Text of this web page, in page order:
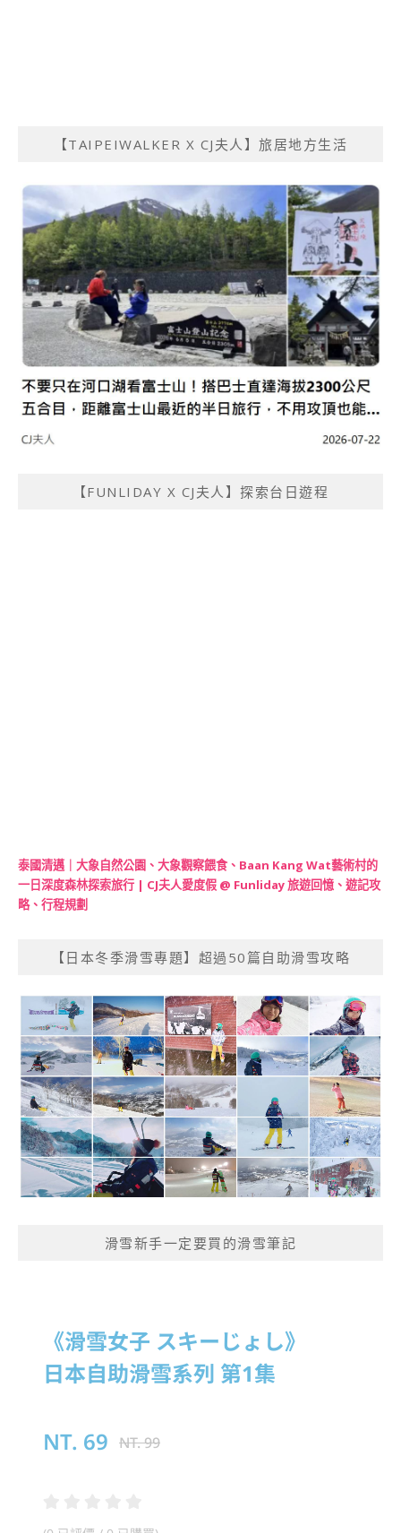
【TAIPEIWALKER X CJ夫人】旅居地方生活
【FUNLIDAY X CJ夫人】探索台日遊程
泰國清邁｜大象自然公園、大象觀察餵食、Baan Kang Wat藝術村的
一日深度森林探索旅行 | CJ夫人愛度假 @ Funliday 旅遊回憶、遊記攻
略、行程規劃
【日本冬季滑雪專題】超過50篇自助滑雪攻略
滑雪新手一定要買的滑雪筆記